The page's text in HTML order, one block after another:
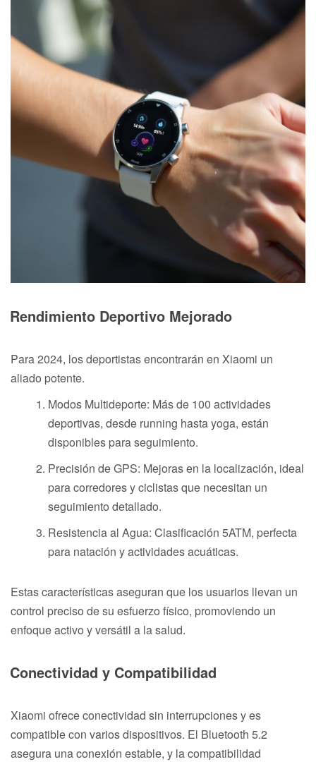
Rendimiento Deportivo Mejorado
Para 2024, los deportistas encontrarán en Xiaomi un
aliado potente.
Modos Multideporte: Más de 100 actividades
deportivas, desde running hasta yoga, están
disponibles para seguimiento.
Precisión de GPS: Mejoras en la localización, ideal
para corredores y ciclistas que necesitan un
seguimiento detallado.
Resistencia al Agua: Clasificación 5ATM, perfecta
para natación y actividades acuáticas.
Estas características aseguran que los usuarios llevan un
control preciso de su esfuerzo físico, promoviendo un
enfoque activo y versátil a la salud.
Conectividad y Compatibilidad
Xiaomi ofrece conectividad sin interrupciones y es
compatible con varios dispositivos. El Bluetooth 5.2
asegura una conexión estable, y la compatibilidad